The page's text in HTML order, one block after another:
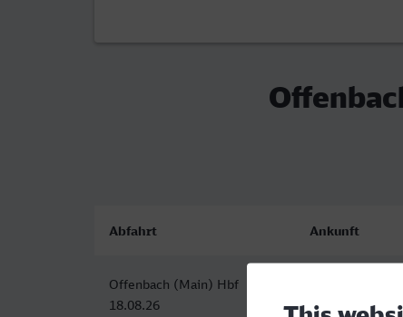
Abfahrt Ankunft
Offenbach (Main) Hbf
18.08.26
18.08.26